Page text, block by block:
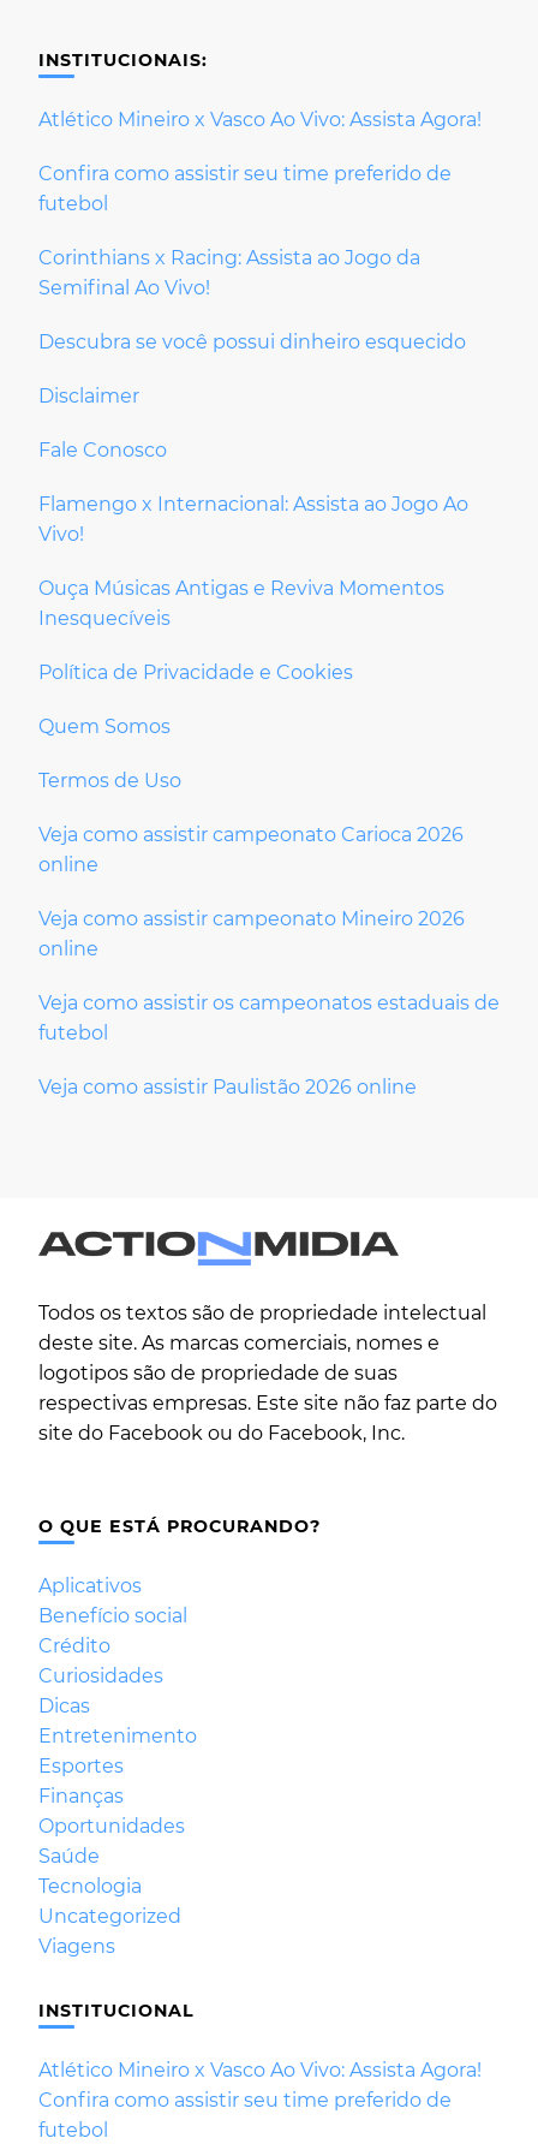
INSTITUCIONAIS:
Atlético Mineiro x Vasco Ao Vivo: Assista Agora!
Confira como assistir seu time preferido de
futebol
Corinthians x Racing: Assista ao Jogo da
Semifinal Ao Vivo!
Descubra se você possui dinheiro esquecido
Disclaimer
Fale Conosco
Flamengo x Internacional: Assista ao Jogo Ao
Vivo!
Ouça Músicas Antigas e Reviva Momentos
Inesquecíveis
Política de Privacidade e Cookies
Quem Somos
Termos de Uso
Veja como assistir campeonato Carioca 2026
online
Veja como assistir campeonato Mineiro 2026
online
Veja como assistir os campeonatos estaduais de
futebol
Veja como assistir Paulistão 2026 online
Todos os textos são de propriedade intelectual
deste site. As marcas comerciais, nomes e
logotipos são de propriedade de suas
respectivas empresas. Este site não faz parte do
site do Facebook ou do Facebook, Inc.
O QUE ESTÁ PROCURANDO?
Aplicativos
Benefício social
Crédito
Curiosidades
Dicas
Entretenimento
Esportes
Finanças
Oportunidades
Saúde
Tecnologia
Uncategorized
Viagens
INSTITUCIONAL
Atlético Mineiro x Vasco Ao Vivo: Assista Agora!
Confira como assistir seu time preferido de
futebol